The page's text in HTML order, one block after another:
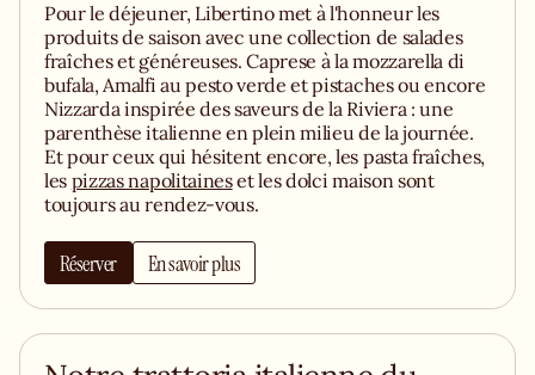
Pour le déjeuner, Libertino met à l'honneur les
produits de saison avec une collection de salades
fraîches et généreuses. Caprese à la mozzarella di
bufala, Amalfi au pesto verde et pistaches ou encore
Nizzarda inspirée des saveurs de la Riviera : une
parenthèse italienne en plein milieu de la journée.
Et pour ceux qui hésitent encore, les pasta fraîches,
les pizzas napolitaineset les dolci maison sont
toujours au rendez-vous.
Réserver En savoir plus